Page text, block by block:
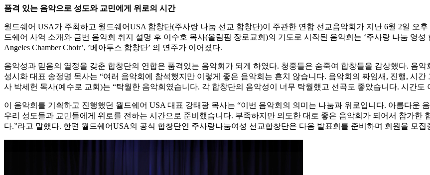
품격 있는 음악으로 성도와 교민에게 위로의 시간
월드쉐어 USA가 주최하고 월드쉐어USA 합창단(주사랑 나눔 선교 합창단)이 주관한 연합 선교음악회가 지난 6월 2일 오
드쉐어 사역 소개와 금번 음악회 취지 설명 후 이수호 목사(올림핌 장로교회)의 기도로 시작된 음악회는 ‘주사랑 나눔 영성
Angeles Chamber Choir’, ’베아투스 합창단’ 의 연주가 이어졌다.
음악성과 믿음의 열정을 갖춘 합창단의 연합은 품격있는 음악회가 되게 하였다. 청중들은 숨죽여 합창들을 감상했다. 음
성시화 대표 송정명 목사는 “여러 음악회에 참석했지만 이렇게 좋은 음악회는 흔치 않습니다. 음악회의 짜임새, 진행, 시
사 박세헌 목사(예수로 교회)는 “탁월한 음악회였습니다. 각 합창단의 음악성이 너무 탁월했고 선곡도 좋았습니다. 시간도
이 음악회를 기획하고 진행했던 월드쉐어 USA 대표 강태광 목사는 “이번 음악회의 의미는 나눔과 위로입니다. 아름다운
우리 성도들과 교민들에게 위로를 전하는 시간으로 준비했습니다. 부족하지만 의도한 대로 좋은 음악회가 되어서 참가한
다.”라고 말했다. 한편 월드쉐어USA의 공식 합창단인 주사랑나눔여성 선교합창단은 다음 발표회를 준비하며 회원을 모집